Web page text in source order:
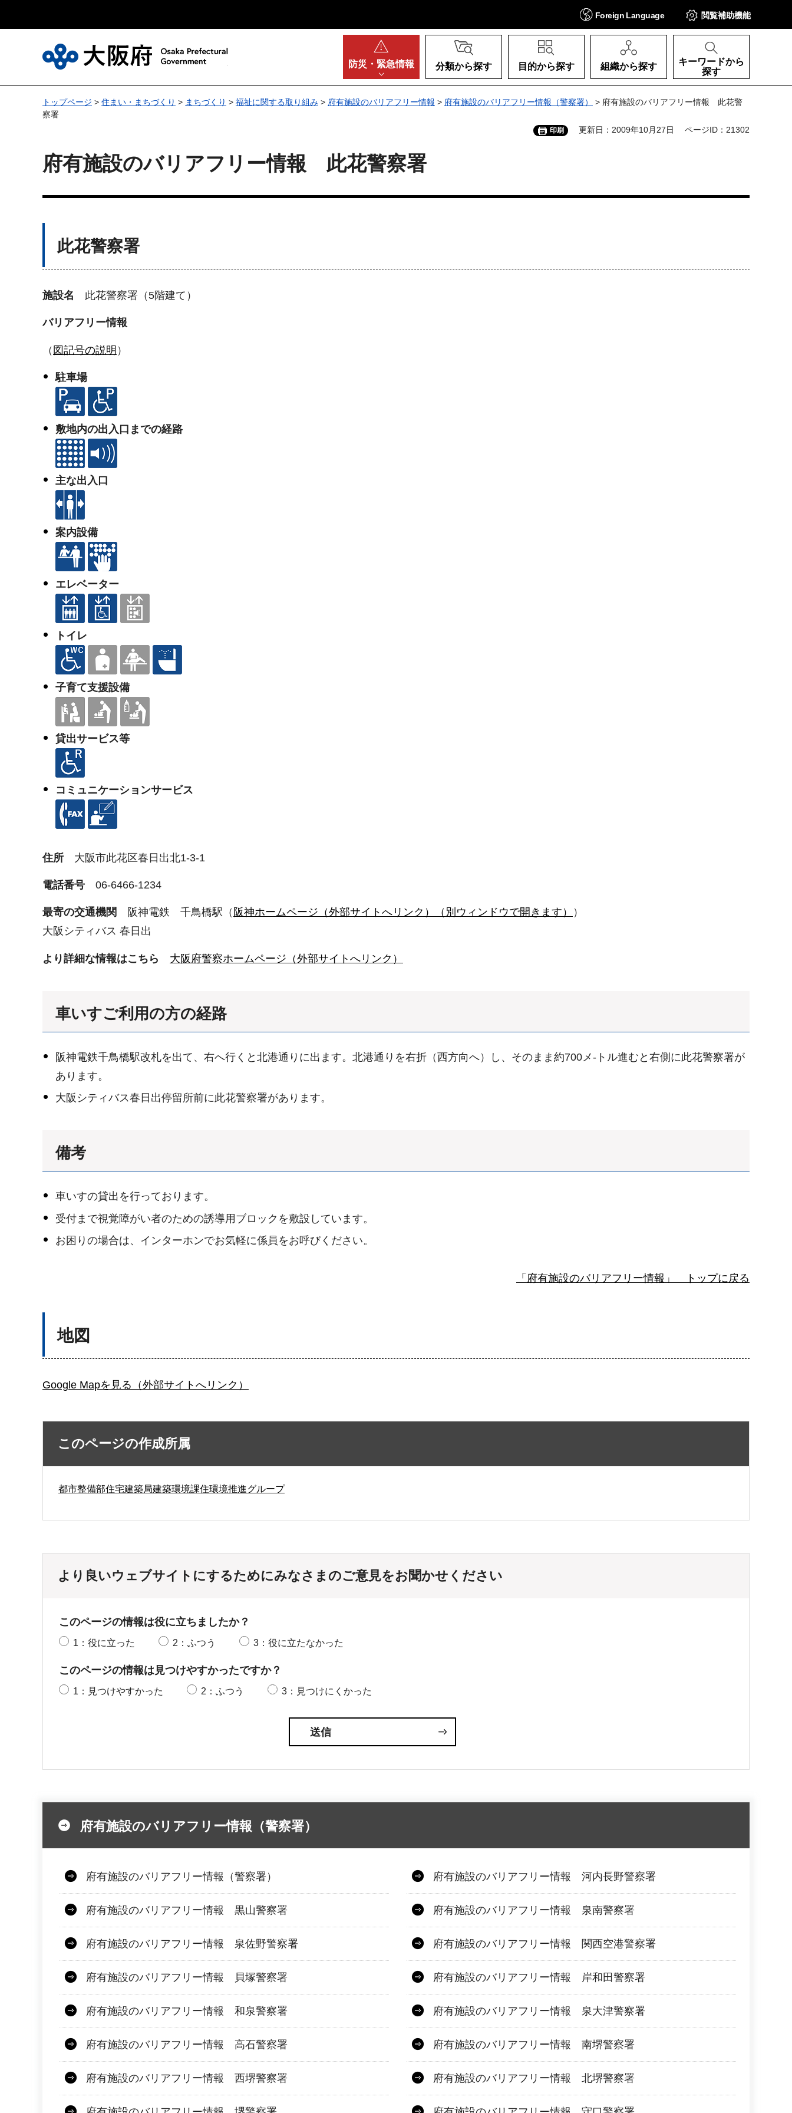
Foreign Language 閲覧補助機能
防災・ 緊急情報 分類から探す 目的から探す 組織から探す
キーワードから
探す
トップページ > 住まい・まちづくり > まちづくり > 福祉に関する取り組み > 府有施設のバリアフリー情報 > 府有施設のバリアフリー情報（警察署）
> 府有施設のバリアフリー情報 此花警
察署
印刷 更新日：2009年10月27日 ページID：21302
府有施設のバリアフリー情報 此花警察署
此花警察署
施設名 此花警察署（5階建て）
バリアフリー情報
（ 図記号の説明 ）
駐車場
敷地内の出入口までの経路
主な出入口
案内設備
エレベーター
トイレ
子育て支援設備
貸出サービス等
コミュニケーションサービス
住所 大阪市此花区春日出北1-3-1
電話番号 06-6466-1234
最寄の交通機関 阪神電鉄 千鳥橋駅（ 阪神ホームページ（外部サイトへリンク）（別ウィンドウで開きます）
）
大阪シティバス 春日出
より詳細な情報はこちら 大阪府警察ホームページ（外部サイトへリンク）
車いすご利用の方の経路
阪神電鉄千鳥橋駅改札を出て、右へ行くと北港通りに出ます。北港通りを右折（西方向へ）し、そのまま約700メ-トル進むと右側に此花警察署が
あります。
大阪シティバス春日出停留所前に此花警察署があります。
備考
車いすの貸出を行っております。
受付まで視覚障がい者のための誘導用ブロックを敷設しています。
お困りの場合は、インターホンでお気軽に係員をお呼びください。
「府有施設のバリアフリー情報」 トップに戻る
地図
Google Mapを見る（外部サイトへリンク）
このページの作成所属
都市整備部住宅建築局建築環境課住環境推進グループ
より良いウェブサイトにするためにみなさまのご意見をお聞かせください
このページの情報は役に立ちましたか？
1：役に立った 2：ふつう 3：役に立たなかった
このページの情報は見つけやすかったですか？
1：見つけやすかった 2：ふつう 3：見つけにくかった
府有施設のバリアフリー情報（警察署）
府有施設のバリアフリー情報（警察署） 府有施設のバリアフリー情報 河内長野警察署
府有施設のバリアフリー情報 黒山警察署 府有施設のバリアフリー情報 泉南警察署
府有施設のバリアフリー情報 泉佐野警察署 府有施設のバリアフリー情報 関西空港警察署
府有施設のバリアフリー情報 貝塚警察署 府有施設のバリアフリー情報 岸和田警察署
府有施設のバリアフリー情報 和泉警察署 府有施設のバリアフリー情報 泉大津警察署
府有施設のバリアフリー情報 高石警察署 府有施設のバリアフリー情報 南堺警察署
府有施設のバリアフリー情報 西堺警察署 府有施設のバリアフリー情報 北堺警察署